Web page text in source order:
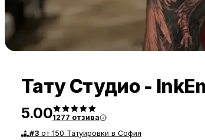
Тату Студио -
5.001277 отзива
#3 от 150 Татуировки в София